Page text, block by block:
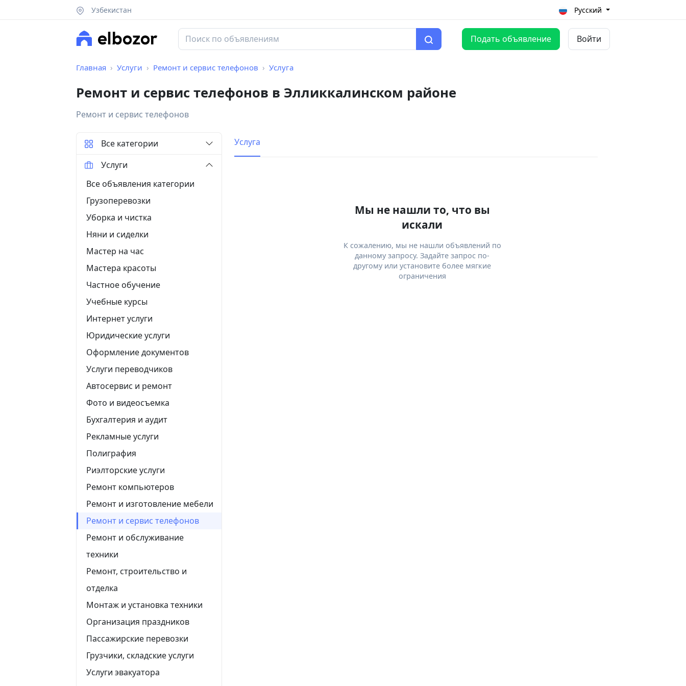
Узбекистан Русский
Подать объявление Войти
Главная Услуги Ремонт и сервис телефонов Услуга
Ремонт и сервис телефонов в Элликкалинском районе
Ремонт и сервис телефонов
Услуга
Мы не нашли то, что вы
искали
К сожалению, мы не нашли объявлений по
данному запросу. Задайте запрос по-
другому или установите более мягкие
ограничения
Все категории
Услуги
Все объявления категории
Грузоперевозки
Уборка и чистка
Няни и сиделки
Мастер на час
Мастера красоты
Частное обучение
Учебные курсы
Интернет услуги
Юридические услуги
Оформление документов
Услуги переводчиков
Автосервис и ремонт
Фото и видеосъемка
Бухгалтерия и аудит
Рекламные услуги
Полиграфия
Риэлторские услуги
Ремонт компьютеров
Ремонт и изготовление мебели
Ремонт и сервис телефонов
Ремонт и обслуживание
техники
Ремонт, строительство и
отделка
Монтаж и установка техники
Организация праздников
Пассажирские перевозки
Грузчики, складские услуги
Услуги эвакуатора